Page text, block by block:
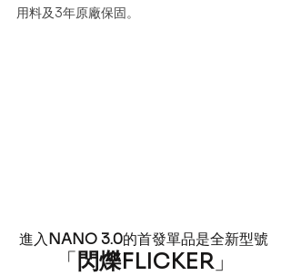
用料及3年原廠保固。
進入NANO 3.0的首發單品是全新型號
「 閃爍FLICKER」